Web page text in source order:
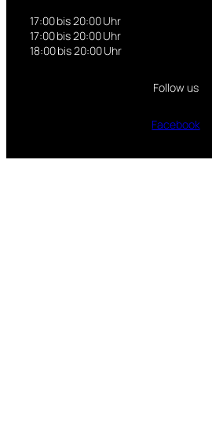
17:00 bis 20:00 Uhr
17:00 bis 20:00 Uhr
18:00 bis 20:00 Uhr
Follow us
Facebook